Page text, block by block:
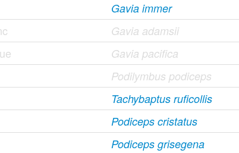
Gavia immer
Gavia adamsii
Gavia pacifica
Podilymbus podiceps
Tachybaptus ruficollis
Podiceps cristatus
Podiceps grisegena